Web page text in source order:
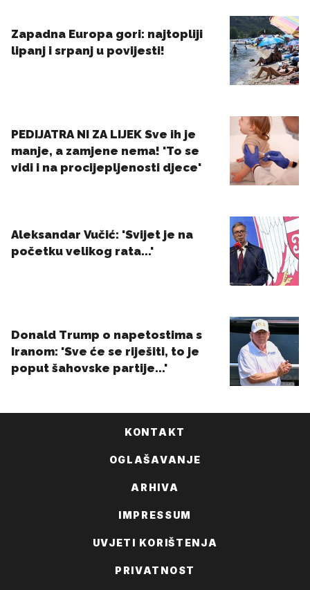
KONTAKT
OGLAŠAVANJE
ARHIVA
IMPRESSUM
UVJETI KORIŠTENJA
PRIVATNOST